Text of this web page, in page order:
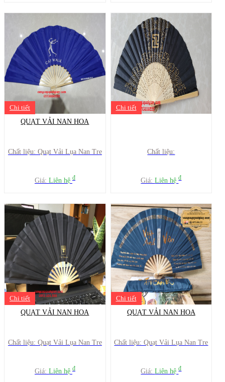
Chi tiết
QUẠT VẢI NAN HOA
Chất liệu: Quạt Vải Lụa Nan Tre
Giá: Liên hệ đ
Chi tiết
Chất liệu:
Giá:Liên hệđ
Chi tiết
QUẠT VẢI NAN HOA
Chất liệu: Quạt Vải Lụa Nan Tre
Giá: Liên hệ đ
Chi tiết
QUẠT VẢI NAN HOA
Chất liệu: Quạt Vải Lụa Nan Tre
Giá:Liên hệđ